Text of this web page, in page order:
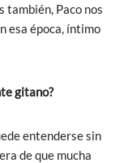
también, Paco nos
esa época, íntimo
gitano?
entenderse sin
de que mucha